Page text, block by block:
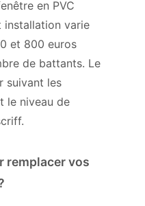
en PVC
installation varie
et 800 euros
de battants. Le
suivant les
le niveau de
remplacer vos